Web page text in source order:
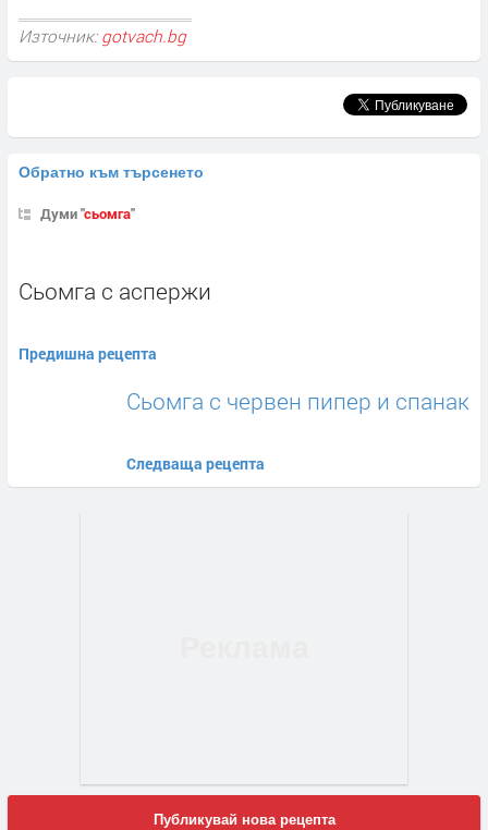
Източник: gotvach.bg
Обратно към търсенето
Думи "сьомга"
Сьомга с аспержи
Предишна рецепта
Сьомга с червен пипер и спанак
Следваща рецепта
Публикувай нова рецепта